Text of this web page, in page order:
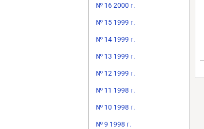
№ 16 2000 г.
№ 15 1999 г.
№ 14 1999 г.
№ 13 1999 г.
№ 12 1999 г.
№ 11 1998 г.
№ 10 1998 г.
№ 9 1998 г.